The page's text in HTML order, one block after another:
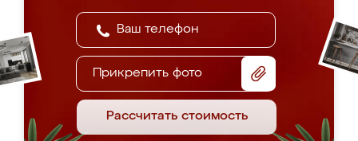
Прикрепить фото
Рассчитать стоимость